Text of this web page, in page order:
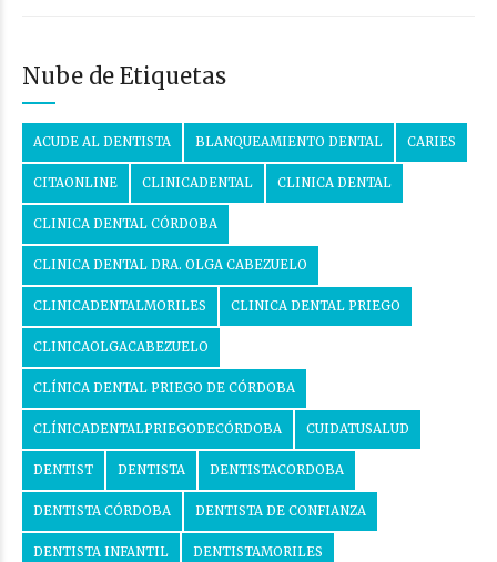
Nube de Etiquetas
ACUDE AL DENTISTA BLANQUEAMIENTO DENTAL CARIES
CITAONLINE CLINICADENTAL CLINICA DENTAL
CLINICA DENTAL CÓRDOBA
CLINICA DENTAL DRA. OLGA CABEZUELO
CLINICADENTALMORILES CLINICA DENTAL PRIEGO
CLINICAOLGACABEZUELO
CLÍNICA DENTAL PRIEGO DE CÓRDOBA
CLÍNICADENTALPRIEGODECÓRDOBA CUIDATUSALUD
DENTIST DENTISTA DENTISTACORDOBA
DENTISTA CÓRDOBA DENTISTA DE CONFIANZA
DENTISTA INFANTIL DENTISTAMORILES